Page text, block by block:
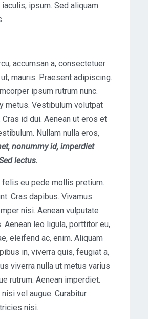
ipsum. Sed aliquam
accumsan a, consectetuer
mauris. Praesent adipiscing.
ipsum rutrum nunc.
metus. Vestibulum volutpat
id dui. Aenean ut eros et
Nullam nulla eros,
nonummy id, imperdiet
lectus.
felis eu pede mollis pretium.
Cras dapibus. Vivamus
nisi. Aenean vulputate
Aenean leo ligula, porttitor eu,
eleifend ac, enim. Aliquam
in, viverra quis, feugiat a,
viverra nulla ut metus varius
rutrum. Aenean imperdiet.
vel augue. Curabitur
nisi.